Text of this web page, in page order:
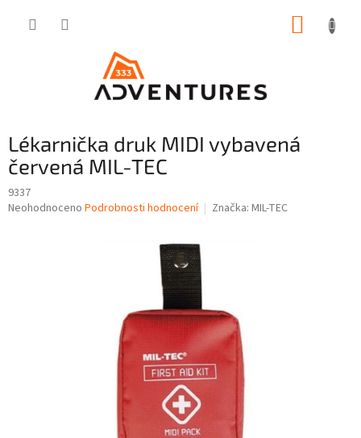
Lékarnička druk MIDI vybavená
červená MIL-TEC
9337
Průměrné
Neohodnoceno Podrobnosti hodnocení Značka: MIL-TEC